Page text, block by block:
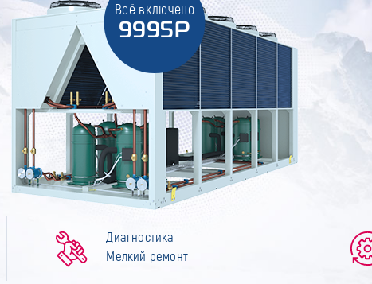
Всё включено
9995Р
Диагностика
Мелкий ремонт